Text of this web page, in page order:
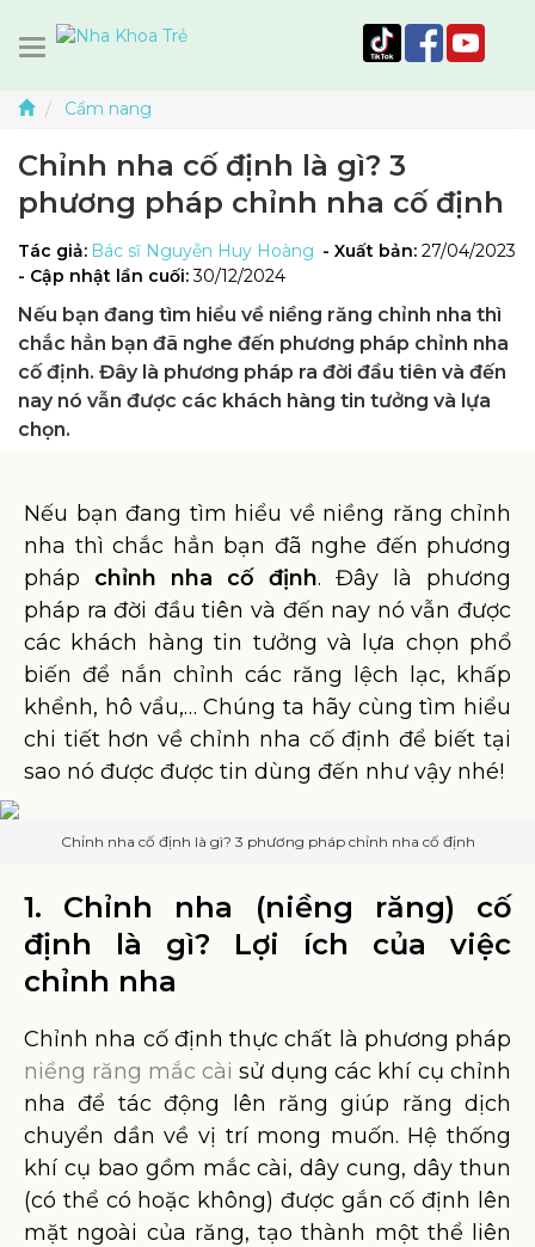
Cẩm nang
Chỉnh nha cố định là gì? 3
phương pháp chỉnh nha cố định
Tác giả: Bác sĩ Nguyễn Huy Hoàng - Xuất bản: 27/04/2023
- Cập nhật lần cuối:30/12/2024
Nếu bạn đang tìm hiểu về niềng răng chỉnh nha thì
chắc hẳn bạn đã nghe đến phương pháp chỉnh nha
cố định. Đây là phương pháp ra đời đầu tiên và đến
nay nó vẫn được các khách hàng tin tưởng và lựa
chọn.
Nếu bạn đang tìm hiểu về niềng răng chỉnh
nha thì chắc hẳn bạn đã nghe đến phương
pháp chỉnh nha cố định. Đây là phương
pháp ra đời đầu tiên và đến nay nó vẫn được
các khách hàng tin tưởng và lựa chọn phổ
biến để nắn chỉnh các răng lệch lạc, khấp
khểnh, hô vẩu,… Chúng ta hãy cùng tìm hiểu
chi tiết hơn về chỉnh nha cố định để biết tại
sao nó được được tin dùng đến như vậy nhé!
Chỉnh nha cố định là gì? 3 phương pháp chỉnh nha cố định
1. Chỉnh nha (niềng răng) cố
định là gì? Lợi ích của việc
chỉnh nha
Chỉnh nha cố định thực chất là phương pháp
niềng răng mắc cài sử dụng các khí cụ chỉnh
nha để tác động lên răng giúp răng dịch
chuyển dần về vị trí mong muốn. Hệ thống
khí cụ bao gồm mắc cài, dây cung, dây thun
(có thể có hoặc không) được gắn cố định lên
mặt ngoài của răng, tạo thành một thể liên